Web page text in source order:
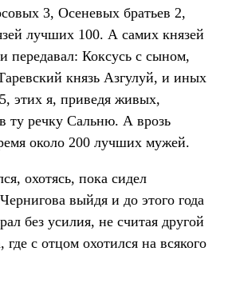
3, Осеневых братьев 2,
лучших 100. А самих князей
передавал: Коксусь с сыном,
князь Азгулуй, и иных
этих я, приведя живых,
ту речку Сальню. А врозь
около 200 лучших мужей.
охотясь, пока сидел
выйдя и до этого года
без усилия, не считая другой
с отцом охотился на всякого